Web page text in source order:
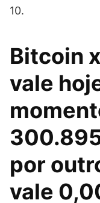
10.
Bitcoin
vale
por
vale